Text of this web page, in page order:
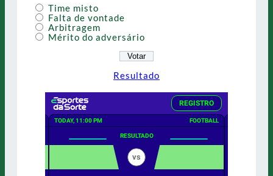
Time misto
Falta de vontade
Arbitragem
Mérito do adversário
Resultado